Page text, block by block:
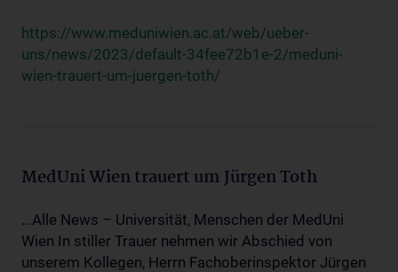
https://www.meduniwien.ac.at/web/ueber-
uns/news/2023/default-34fee72b1e-2/meduni-
wien-trauert-um-juergen-toth/
MedUni Wien trauert um Jürgen Toth
...Alle News – Universität, Menschen der MedUni
Wien In stiller Trauer nehmen wir Abschied von
unserem Kollegen, Herrn Fachoberinspektor Jürgen